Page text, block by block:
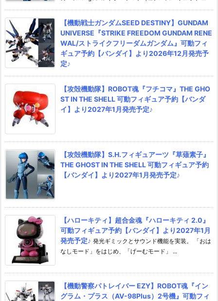
【機動戦士ガンダムSEED DESTINY】GUNDAM
UNIVERSE『STRIKE FREEDOM GUNDAM RENE
WAL/ストライクフリーダムガンダム』可動フィ
ギュア予約【バンダイ】より2026年12月発売予
定♪
【攻殻機動隊】ROBOT魂『フチコマ』THE GHO
ST IN THE SHELL 可動フィギュア予約【バンダ
イ】より2027年1月発売予定♪
【攻殻機動隊】S.H.フィギュアーツ『草薙素子』
THE GHOST IN THE SHELL 可動フィギュア予約
【バンダイ】より2027年1月発売予定♪
【ハローキティ】超合金魂『ハローキティ 2.0』
可動フィギュア予約【バンダイ】より2027年1月
発売予定♪ 発光ギミックとサウンド機能を実装。 「おは
なしモード」をはじめ、「げーむモード」 ...
【機動警察パトレイバー EZY】ROBOT魂『イン
グラム・プラス（AV-98Plus）2号機』可動フィ